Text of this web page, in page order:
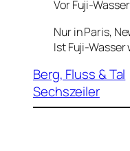
Vor Fuji-
Nur in Paris,
Ist Fuji-Wasser
Berg, Fluss & Tal
Sechszeiler